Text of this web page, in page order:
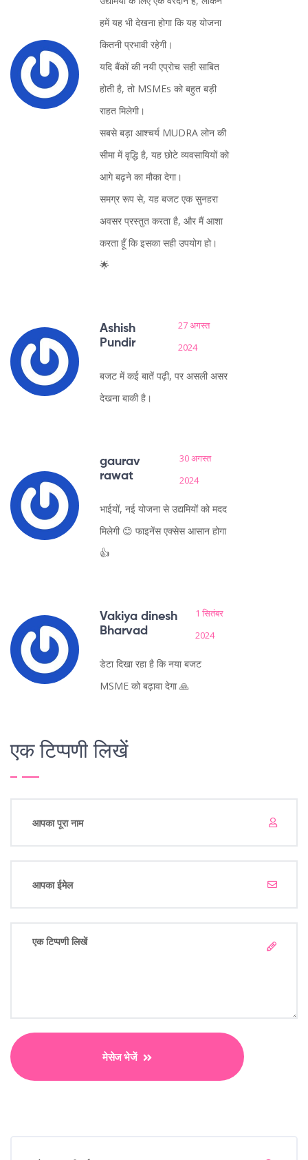
हमें यह भी देखना होगा कि यह योजना
कितनी प्रभावी रहेगी।
यदि बैंकों की नयी एप्रोच सही साबित
होती है, तो MSMEs को बहुत बड़ी
राहत मिलेगी।
सबसे बड़ा आश्चर्य MUDRA लोन की
सीमा में वृद्धि है, यह छोटे व्यवसायियों को
आगे बढ़ने का मौका देगा।
समग्र रूप से, यह बजट एक सुनहरा
अवसर प्रस्तुत करता है, और मैं आशा
करता हूँ कि इसका सही उपयोग हो।
🌟
Ashish
Pundir
27 अगस्त
2024
बजट में कई बातें पढ़ी, पर असली असर
देखना बाकी है।
gaurav
rawat
30 अगस्त
2024
भाईयों, नई योजना से उद्यमियों को मदद
मिलेगी 😊 फाइनेंस एक्सेस आसान होगा
👍
Vakiya dinesh
Bharvad
1 सितंबर
2024
डेटा दिखा रहा है कि नया बजट
MSME को बढ़ावा देगा 🙏
एक टिप्पणी लिखें
मेसेज भेजें